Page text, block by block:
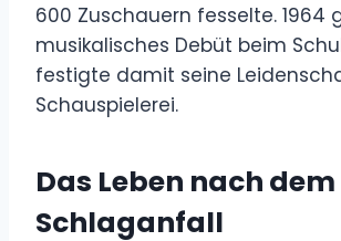
600 Zuschauern fesselte. 1964
musikalisches Debüt beim
festigte damit seine
Schauspielerei.
Das Leben nach dem
Schlaganfall